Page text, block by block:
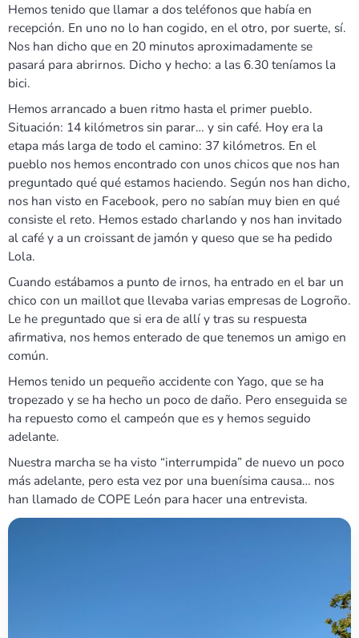
Hemos tenido que llamar a dos teléfonos que había en
recepción. En uno no lo han cogido, en el otro, por suerte, sí.
Nos han dicho que en 20 minutos aproximadamente se
pasará para abrirnos. Dicho y hecho: a las 6.30 teníamos la
bici.
Hemos arrancado a buen ritmo hasta el primer pueblo.
Situación: 14 kilómetros sin parar… y sin café. Hoy era la
etapa más larga de todo el camino: 37 kilómetros. En el
pueblo nos hemos encontrado con unos chicos que nos han
preguntado qué qué estamos haciendo. Según nos han dicho,
nos han visto en Facebook, pero no sabían muy bien en qué
consiste el reto. Hemos estado charlando y nos han invitado
al café y a un croissant de jamón y queso que se ha pedido
Lola.
Cuando estábamos a punto de irnos, ha entrado en el bar un
chico con un maillot que llevaba varias empresas de Logroño.
Le he preguntado que si era de allí y tras su respuesta
afirmativa, nos hemos enterado de que tenemos un amigo en
común.
Hemos tenido un pequeño accidente con Yago, que se ha
tropezado y se ha hecho un poco de daño. Pero enseguida se
ha repuesto como el campeón que es y hemos seguido
adelante.
Nuestra marcha se ha visto “interrumpida” de nuevo un poco
más adelante, pero esta vez por una buenísima causa… nos
han llamado de COPE León para hacer una entrevista.